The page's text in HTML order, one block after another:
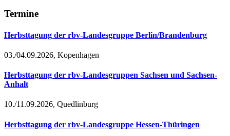
Termine
Herbsttagung der rbv-Landesgruppe Berlin/Brandenburg
03./04.09.2026, Kopenhagen
Herbsttagung der rbv-Landesgruppen Sachsen und Sachsen-
Anhalt
10./11.09.2026, Quedlinburg
Herbsttagung der rbv-Landesgruppe Hessen-Thüringen